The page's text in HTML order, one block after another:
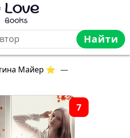
Найти
Майер ⭐ —
7